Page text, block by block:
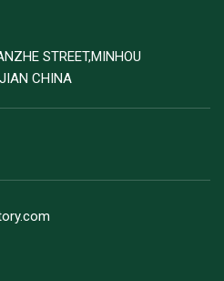
STREET,MINHOU
CHINA